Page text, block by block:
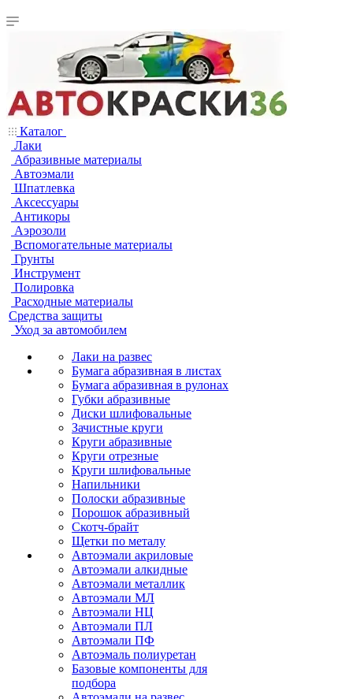
Каталог
Лаки
Абразивные материалы
Автоэмали
Шпатлевка
Аксессуары
Антикоры
Аэрозоли
Вспомогательные материалы
Грунты
Инструмент
Полировка
Расходные материалы
Средства защиты
Уход за автомобилем
Лаки на развес
Бумага абразивная в листах
Бумага абразивная в рулонах
Губки абразивные
Диски шлифовальные
Зачистные круги
Круги абразивные
Круги отрезные
Круги шлифовальные
Напильники
Полоски абразивные
Порошок абразивный
Скотч-брайт
Щетки по металу
Автоэмали акриловые
Автоэмали алкидные
Автоэмали металлик
Автоэмали МЛ
Автоэмали НЦ
Автоэмали ПЛ
Автоэмали ПФ
Автоэмаль полиуретан
Базовые компоненты для
подбора